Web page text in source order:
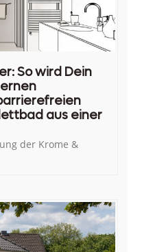
So wird Dein
aus einer
der Krome &